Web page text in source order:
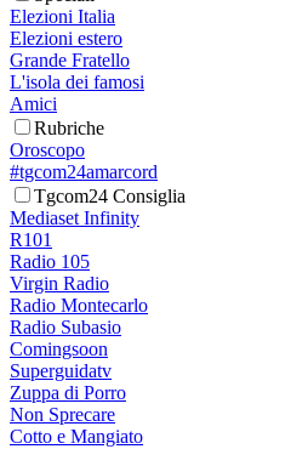
Elezioni Italia
Elezioni estero
Grande Fratello
L'isola dei famosi
Amici
Rubriche
Oroscopo
#tgcom24amarcord
Tgcom24 Consiglia
Mediaset Infinity
R101
Radio 105
Virgin Radio
Radio Montecarlo
Radio Subasio
Comingsoon
Superguidatv
Zuppa di Porro
Non Sprecare
Cotto e Mangiato